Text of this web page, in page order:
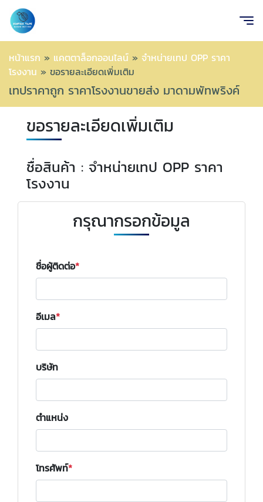
หน้าแรก » แคตตาล็อกออนไลน์ » จำหน่ายเทป OPP ราคา
โรงงาน » ขอรายละเอียดเพิ่มเติม
เทปราคาถูก ราคาโรงงานขายส่ง มาดามพัทพริงค์
ขอรายละเอียดเพิ่มเติม
ชื่อสินค้า : จำหน่ายเทป OPP ราคา
โรงงาน
กรุณากรอกข้อมูล
ชื่อผู้ติดต่อ
อีเมล
บริษัท
ตำแหน่ง
โทรศัพท์